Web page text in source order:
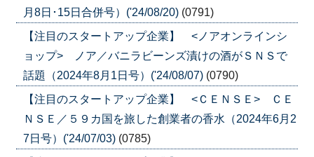
月8日･15日合併号）('24/08/20) (0791)
【注目のスタートアップ企業】 <ノアオンラインシ
ョップ> ノア／バニラビーンズ漬けの酒がＳＮＳで
話題（2024年8月1日号）('24/08/07) (0790)
【注目のスタートアップ企業】 <ＣＥＮＳＥ> ＣＥ
ＮＳＥ／５９カ国を旅した創業者の香水（2024年6月2
7日号）('24/07/03) (0785)